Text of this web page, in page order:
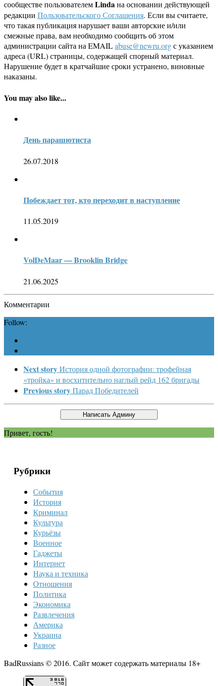
сообществе пользователемLindaна основании действующей
редакции Пользовательского Соглашения. Если вы считаете,
что такая публикация нарушает ваши авторские и/или
смежные права, вам необходимо сообщить об этом
администрации сайта на EMAILabuse@newru.orgс указанием
адреса (URL) страницы, содержащей спорный материал.
Нарушение будет в кратчайшие сроки устранено, виновные
наказаны.
You may also like...
День парашютиста
26.07.2018
Побеждает тот, кто переходит в наступление
11.05.2019
VolDeMaar — Brooklin Bridge
21.06.2025
Комментарии
Follow:
Next storyИстория одной фотографии: трофейная
«тройка» и восхитительно наглый рейд 162 бригады
Previous storyПарад Победителей
Привет, гость!
Рубрики
События
История
Криминал
Культура
Курьёзы
Военное
Гаджеты
Интернет
Наука и техника
Отношения
Политика
Экономика
Развлечения
Америка
Украина
Разное
BadRussians © 2016. Сайт может содержать материалы 18+